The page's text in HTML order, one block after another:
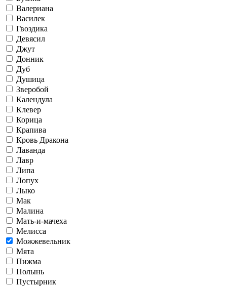
Валериана
Василек
Гвоздика
Девясил
Джут
Донник
Дуб
Душица
Зверобой
Календула
Клевер
Корица
Крапива
Кровь Дракона
Лаванда
Лавр
Липа
Лопух
Лыко
Мак
Малина
Мать-и-мачеха
Мелисса
Можжевельник
Мята
Пижма
Полынь
Пустырник